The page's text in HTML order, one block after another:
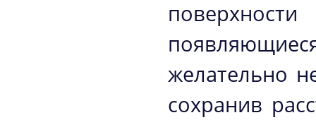
желательно
сохранив